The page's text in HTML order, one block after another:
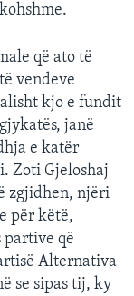
që ato të
vendeve
kjo e fundit
janë
e katër
Zoti Gjeloshaj
zgjidhen, njëri
për këtë,
partive që
Alternativa
se sipas tij, ky